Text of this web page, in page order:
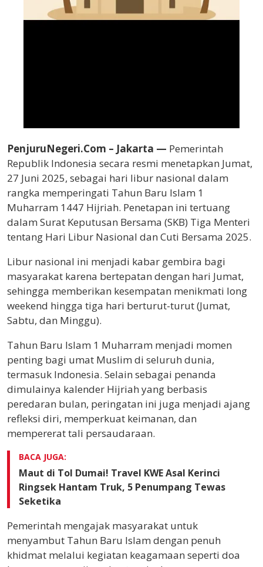
PenjuruNegeri.Com – Jakarta — Pemerintah
Republik Indonesia secara resmi menetapkan Jumat,
27 Juni 2025, sebagai hari libur nasional dalam
rangka memperingati Tahun Baru Islam 1
Muharram 1447 Hijriah. Penetapan ini tertuang
dalam Surat Keputusan Bersama (SKB) Tiga Menteri
tentang Hari Libur Nasional dan Cuti Bersama 2025.
Libur nasional ini menjadi kabar gembira bagi
masyarakat karena bertepatan dengan hari Jumat,
sehingga memberikan kesempatan menikmati long
weekend hingga tiga hari berturut-turut (Jumat,
Sabtu, dan Minggu).
Tahun Baru Islam 1 Muharram menjadi momen
penting bagi umat Muslim di seluruh dunia,
termasuk Indonesia. Selain sebagai penanda
dimulainya kalender Hijriah yang berbasis
peredaran bulan, peringatan ini juga menjadi ajang
refleksi diri, memperkuat keimanan, dan
mempererat tali persaudaraan.
BACA JUGA:
Maut di Tol Dumai! Travel KWE Asal Kerinci
Ringsek Hantam Truk, 5 Penumpang Tewas
Seketika
Pemerintah mengajak masyarakat untuk
menyambut Tahun Baru Islam dengan penuh
khidmat melalui kegiatan keagamaan seperti doa